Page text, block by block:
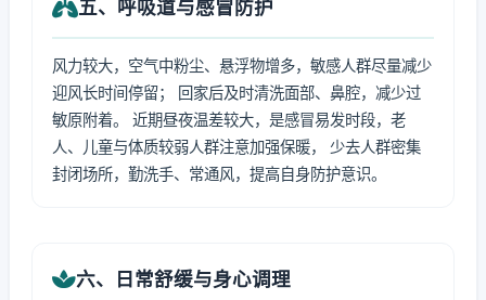
五、呼吸道与感冒防护
风力较大，空气中粉尘、悬浮物增多，敏感人群尽量减少
迎风长时间停留； 回家后及时清洗面部、鼻腔，减少过
敏原附着。 近期昼夜温差较大，是感冒易发时段，老
人、儿童与体质较弱人群注意加强保暖， 少去人群密集
封闭场所，勤洗手、常通风，提高自身防护意识。
六、日常舒缓与身心调理